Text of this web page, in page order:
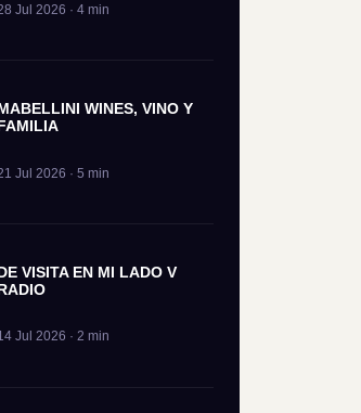
Jul 2026 · 4 min
WINES, VINO Y
Jul 2026 · 5 min
VISITA EN MI LADO V
Jul 2026 · 2 min